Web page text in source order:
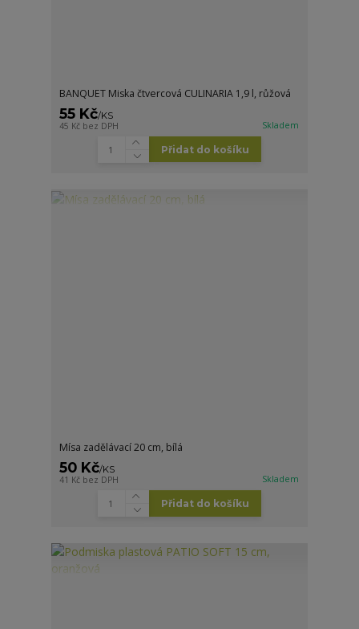
BANQUET Miska čtvercová CULINARIA 1,9 l, růžová
55 Kč/KS
45 Kč bez DPH Skladem
Přidat do košíku
Mísa zadělávací 20 cm, bílá
50 Kč/KS
41 Kč bez DPH Skladem
Přidat do košíku